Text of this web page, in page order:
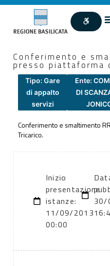
Conferimento e
presso piattaforma
Tipo: Gare
di appalto
servizi
Ente:
DI
Conferimento e smaltimento
Tricarico.
Inizio
presentazione
istanze:
11/09/2013
00:00
30/